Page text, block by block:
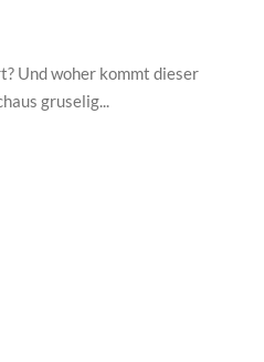
Und woher kommt dieser
gruselig...